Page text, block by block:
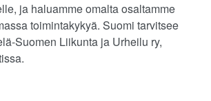
ja haluamme omalta osaltamme
toimintakykyä. Suomi tarvitsee
Suomen Liikunta ja Urheilu ry,